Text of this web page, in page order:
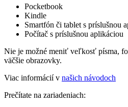
Pocketbook
Kindle
Smartfón či tablet s príslušnou
Počítač s príslušnou aplikáciou
Nie je možné meniť veľkosť písma,
väčšie obrazovky.
Viac informácií v našich návodoch
Prečítate na zariadeniach: